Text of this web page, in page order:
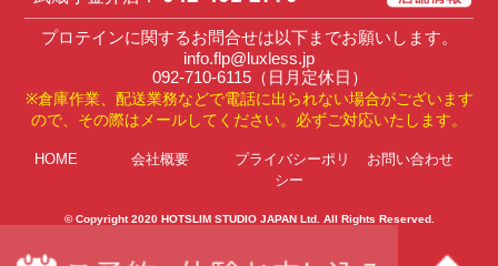
プロテインに関するお問合せは以下までお願いします。
info.flp@luxless.jp
092-710-6115（日月定休日）
※倉庫作業、配送業務などで電話に出られない場合がございます
ので、その際はメールしてください。必ずご対応いたします。
HOME 会社概要
プライバシーポリ
シー
お問い合わせ
© Copyright 2020 HOTSLIM STUDIO JAPAN Ltd. All Rights Reserved.